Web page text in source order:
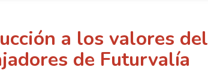
a los valores del
de Futurvalía